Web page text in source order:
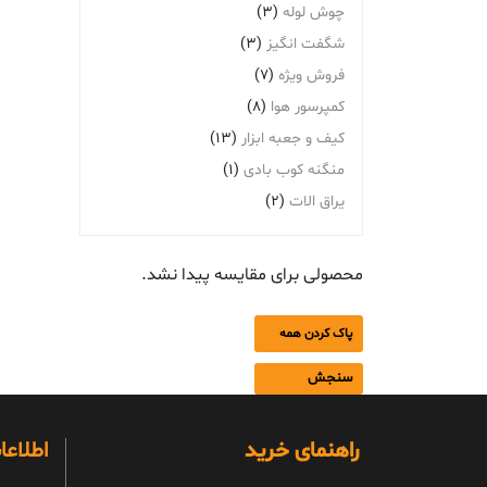
چوش لوله (3)
شگفت انگیز (3)
فروش ویژه (7)
کمپرسور هوا (8)
کیف و جعبه ابزار (13)
منگنه کوب بادی (1)
یراق الات (2)
محصولی برای مقایسه پیدا نشد.
پاک کردن همه
سنجش
راهنمای خرید